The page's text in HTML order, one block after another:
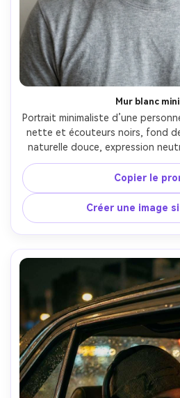
Mur blanc
Portrait minimaliste d’une
nette et écouteurs noirs, fond
naturelle douce, expression
Sony A7IV 85mm f/2,
naturelle, réalisme de portrait
4:5
Copier le
Créer une image